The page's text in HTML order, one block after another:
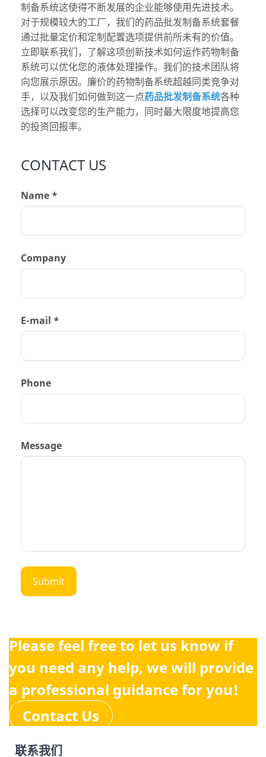
制备系统这使得不断发展的企业能够使用先进技术。
对于规模较大的工厂，我们的药品批发制备系统套餐
通过批量定价和定制配置选项提供前所未有的价值。
立即联系我们，了解这项创新技术如何运作药物制备
系统可以优化您的液体处理操作。我们的技术团队将
向您展示原因。 廉价的药物制备系统超越同类竞争对
手，以及我们如何做到这一点药品批发制备系统各种
选择可以改变您的生产能力，同时最大限度地提高您
的投资回报率。
CONTACT US
Name *
Company
E-mail *
Phone
Message
Please feel free to let us know if
you need any help, we will provide
a professional guidance for you!
Contact Us
联系我们